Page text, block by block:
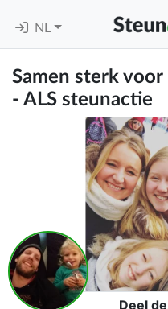
NL
Samen sterk
- ALS steunactie
Deel